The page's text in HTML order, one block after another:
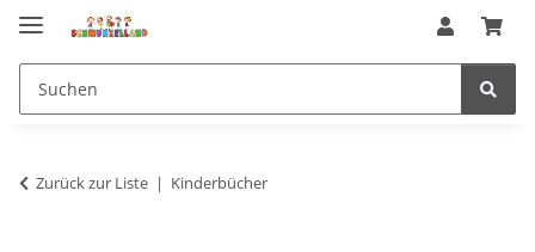
Zurück zur Liste Kinderbücher